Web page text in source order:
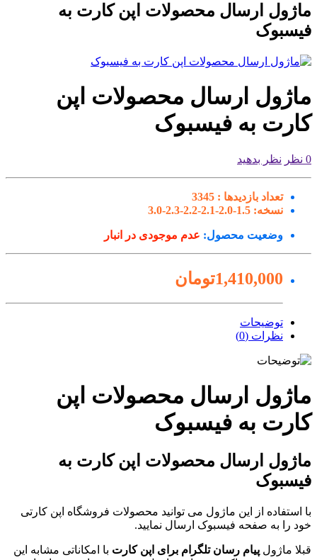
ماژول ارسال محصولات اپن کارت به
فیسبوک
ماژول ارسال محصولات اپن
کارت به فیسبوک
0 نظر نظر بدهید
تعداد بازدیدها : 3345
نسخه: 1.5-2.0-2.1-2.2-2.3-3.0
وضعیت محصول: عدم موجودی در انبار
1,410,000تومان
توضیحات
نظرات (0)
ماژول ارسال محصولات اپن
کارت به فیسبوک
ماژول ارسال محصولات اپن کارت به
فیسبوک
با استفاده از این ماژول می توانید محصولات فروشگاه اپن کارتی
خود را به صفحه فیسبوک ارسال نمایید.
قبلا ماژول پیام رسان تلگرام برای اپن کارت با امکاناتی مشابه این